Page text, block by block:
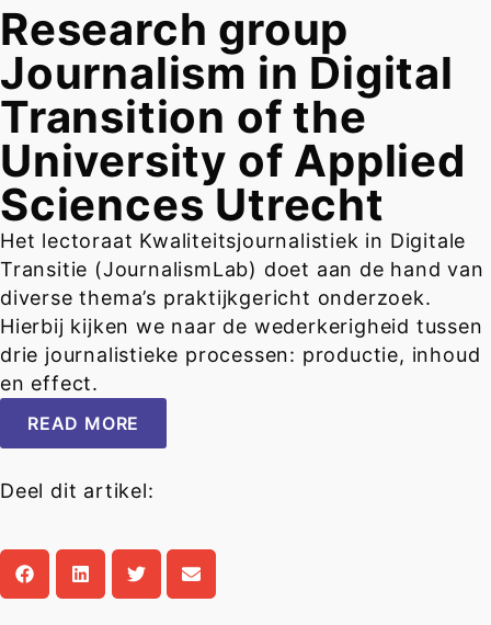
Research group
Journalism in Digital
Transition of the
University of Applied
Sciences Utrecht
Het lectoraat Kwaliteitsjournalistiek in Digitale
Transitie (JournalismLab) doet aan de hand van
diverse thema’s praktijkgericht onderzoek.
Hierbij kijken we naar de wederkerigheid tussen
drie journalistieke processen: productie, inhoud
en effect.
READ MORE
Deel dit artikel: